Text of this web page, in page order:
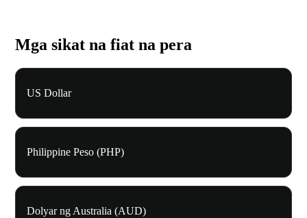
Mga sikat na fiat na pera
US Dollar
Philippine Peso (PHP)
Dolyar ng Australia (AUD)